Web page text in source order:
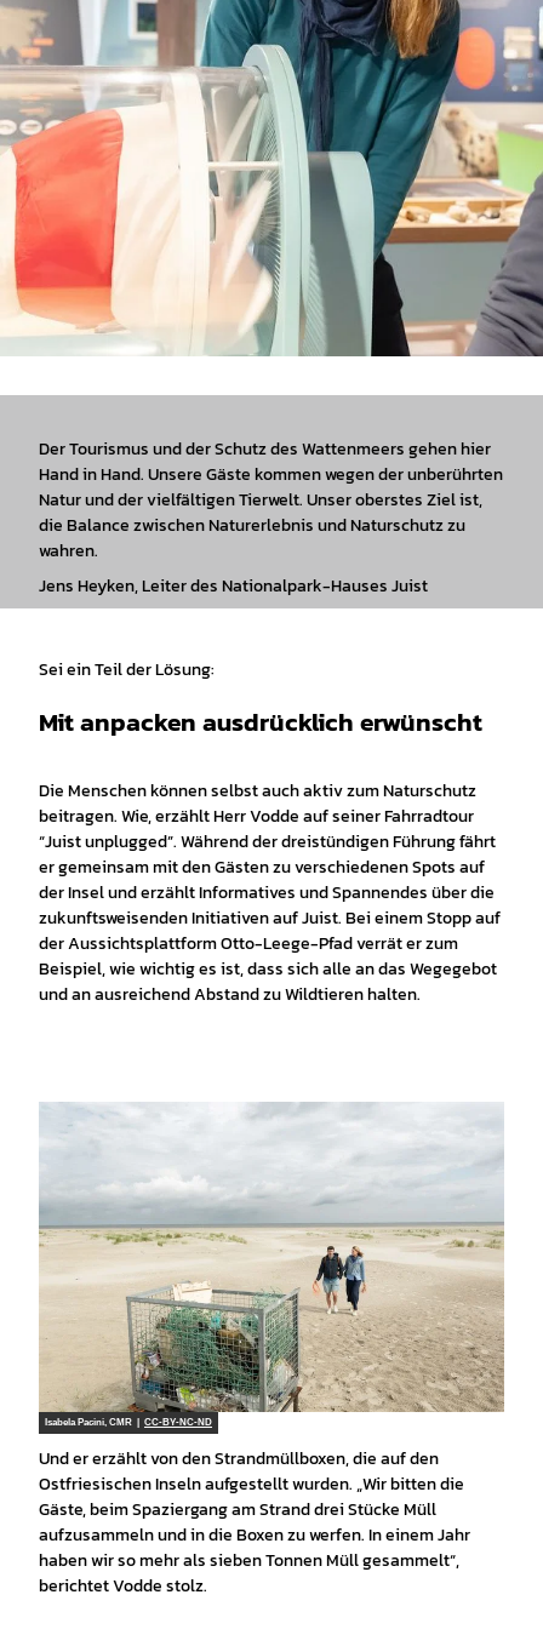
Der Tourismus und der Schutz des Wattenmeers gehen hier
Hand in Hand. Unsere Gäste kommen wegen der unberührten
Natur und der vielfältigen Tierwelt. Unser oberstes Ziel ist,
die Balance zwischen Naturerlebnis und Naturschutz zu
wahren.
Jens Heyken, Leiter des Nationalpark-Hauses Juist
Sei ein Teil der Lösung:
Mit anpacken ausdrücklich erwünscht
Die Menschen können selbst auch aktiv zum Naturschutz
beitragen. Wie, erzählt Herr Vodde auf seiner Fahrradtour
“Juist unplugged”. Während der dreistündigen Führung fährt
er gemeinsam mit den Gästen zu verschiedenen Spots auf
der Insel und erzählt Informatives und Spannendes über die
zukunftsweisenden Initiativen auf Juist. Bei einem Stopp auf
der Aussichtsplattform Otto-Leege-Pfad verrät er zum
Beispiel, wie wichtig es ist, dass sich alle an das Wegegebot
und an ausreichend Abstand zu Wildtieren halten.
Isabela Pacini, CMR | CC-BY-NC-ND
Und er erzählt von den Strandmüllboxen, die auf den
Ostfriesischen Inseln aufgestellt wurden. „Wir bitten die
Gäste, beim Spaziergang am Strand drei Stücke Müll
aufzusammeln und in die Boxen zu werfen. In einem Jahr
haben wir so mehr als sieben Tonnen Müll gesammelt“,
berichtet Vodde stolz.